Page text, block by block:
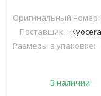
P6130/P7040/M6030/
Оригинальный номер:
Поставщик:
Размеры в упаковке:
В наличии